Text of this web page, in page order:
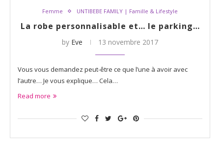
Femme UNTIBEBE FAMILY | Famille & Lifestyle
La robe personnalisable et… le parking…
by Eve 13 novembre 2017
Vous vous demandez peut-être ce que l’une à avoir avec
l’autre… Je vous explique… Cela…
Read more